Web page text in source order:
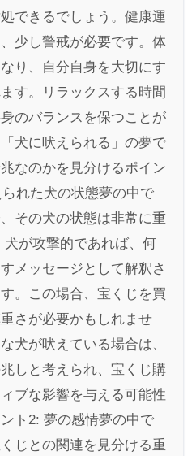
できるでしょう。健康運
少し警戒が必要です。体
り、自分自身を大切にす
す。リラックスする時間
のバランスを保つことが
犬に吠えられる」の夢で
なのかを見分けるポイン
られた犬の状態夢の中で
その犬の状態は非常に重
が攻撃的であれば、何
メッセージとして解釈さ
。この場合、宝くじを買
さが必要かもしれませ
犬が吠えている場合は、
しと考えられ、宝くじ購
ブな影響を与える可能性
ト2: 夢の感情夢の中で
じとの関連を見分ける重